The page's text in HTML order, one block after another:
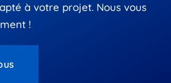
à votre projet. Nous vous
!